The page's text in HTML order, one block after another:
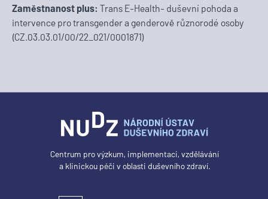
Zaměstnanost plus: Trans E-Health- duševní pohoda a
intervence pro transgender a genderově různorodé osoby
(CZ.03.03.01/00/22_021/0001871)
Centrum pro výzkum, implementaci, vzdělávání
a klinickou péči v oblasti duševního zdraví.